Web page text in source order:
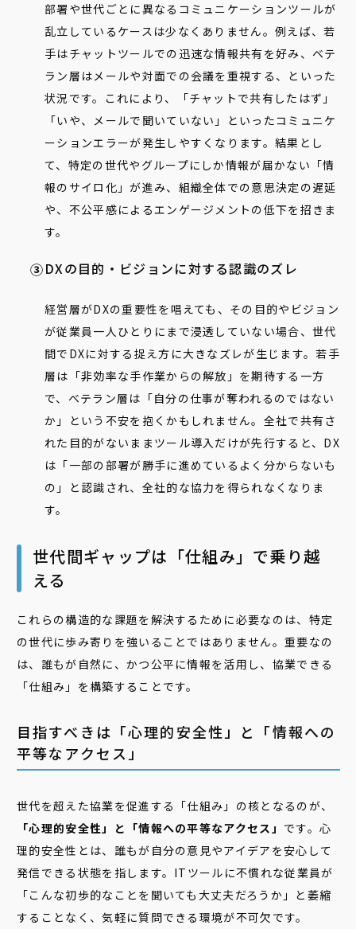
部署や世代ごとに異なるコミュニケーションツールが
乱立しているケースは少なくありません。例えば、若
手はチャットツールでの迅速な情報共有を好み、ベテ
ラン層はメールや対面での会議を重視する、といった
状況です。これにより、「チャットで共有したはず」
「いや、メールで聞いていない」といったコミュニケ
ーションエラーが発生しやすくなります。結果とし
て、特定の世代やグループにしか情報が届かない「情
報のサイロ化」が進み、組織全体での意思決定の遅延
や、不公平感によるエンゲージメントの低下を招きま
す。
DXの目的・ビジョンに対する認識のズレ
経営層がDXの重要性を唱えても、その目的やビジョン
が従業員一人ひとりにまで浸透していない場合、世代
間でDXに対する捉え方に大きなズレが生じます。若手
層は「非効率な手作業からの解放」を期待する一方
で、ベテラン層は「自分の仕事が奪われるのではない
か」という不安を抱くかもしれません。全社で共有さ
れた目的がないままツール導入だけが先行すると、DX
は「一部の部署が勝手に進めているよく分からないも
の」と認識され、全社的な協力を得られなくなりま
す。
世代間ギャップは「仕組み」で乗り越
える
これらの構造的な課題を解決するために必要なのは、特定
の世代に歩み寄りを強いることではありません。重要なの
は、誰もが自然に、かつ公平に情報を活用し、協業できる
「仕組み」を構築することです。
目指すべきは「心理的安全性」と「情報への
平等なアクセス」
世代を超えた協業を促進する「仕組み」の核となるのが、
「心理的安全性」と「情報への平等なアクセス」 です。心
理的安全性とは、誰もが自分の意見やアイデアを安心して
発信できる状態を指します。ITツールに不慣れな従業員が
「こんな初歩的なことを聞いても大丈夫だろうか」と萎縮
することなく、気軽に質問できる環境が不可欠です。